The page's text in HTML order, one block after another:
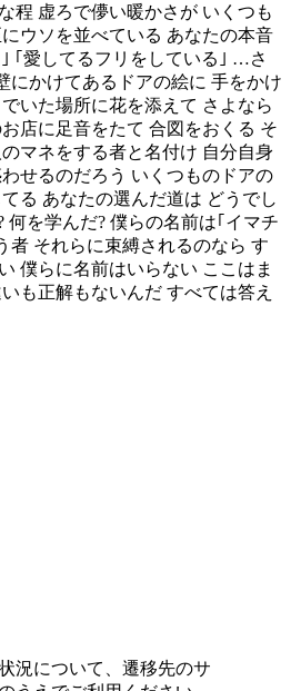
程 虚ろで儚い暖かさが いくつも
ウソを並べている あなたの本音
｢愛してるフリをしている｣ …さ
にかけてあるドアの絵に 手をかけ
いた場所に花を添えて さよなら
店に足音をたて 合図をおくる そ
マネをする者と名付け 自分自身
せるのだろう いくつものドアの
る あなたの選んだ道は どうでし
何を学んだ? 僕らの名前は｢イマチ
者 それらに束縛されるのなら す
僕らに名前はいらない ここはま
も正解もないんだ すべては答え
況について、遷移先のサ